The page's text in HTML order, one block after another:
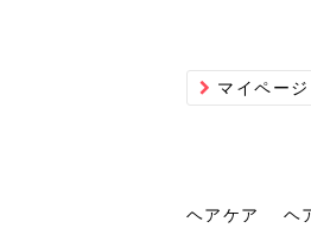
マイページ
ヘアケア ヘ